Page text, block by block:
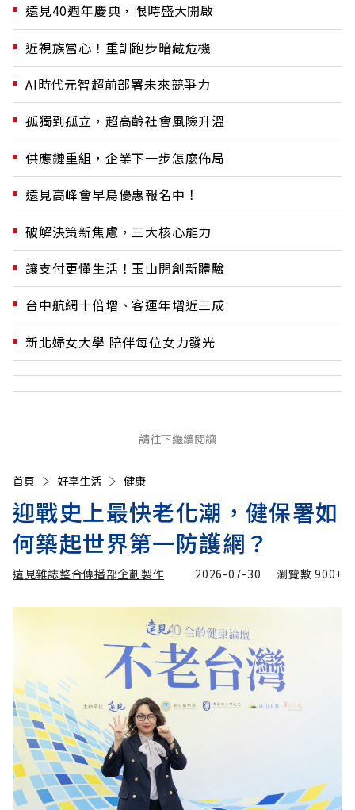
遠見40週年慶典，限時盛大開啟
近視族當心！重訓跑步暗藏危機
AI時代元智超前部署未來競爭力
孤獨到孤立，超高齡社會風險升溫
供應鏈重組，企業下一步怎麼佈局
遠見高峰會早鳥優惠報名中！
破解決策新焦慮，三大核心能力
讓支付更懂生活！玉山開創新體驗
台中航網十倍增、客運年增近三成
新北婦女大學 陪伴每位女力發光
請往下繼續閱讀
首頁 好享生活 健康
迎戰史上最快老化潮，健保署如
何築起世界第一防護網？
遠見雜誌整合傳播部企劃製作 2026-07-30 瀏覽數900+